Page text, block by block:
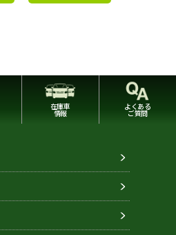
在庫車
情報
よくある
ご質問